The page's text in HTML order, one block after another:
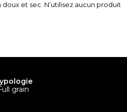
et sec. N’utilisez aucun produit
grain